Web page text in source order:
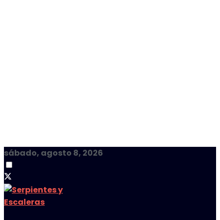
sábado, agosto 8, 2026